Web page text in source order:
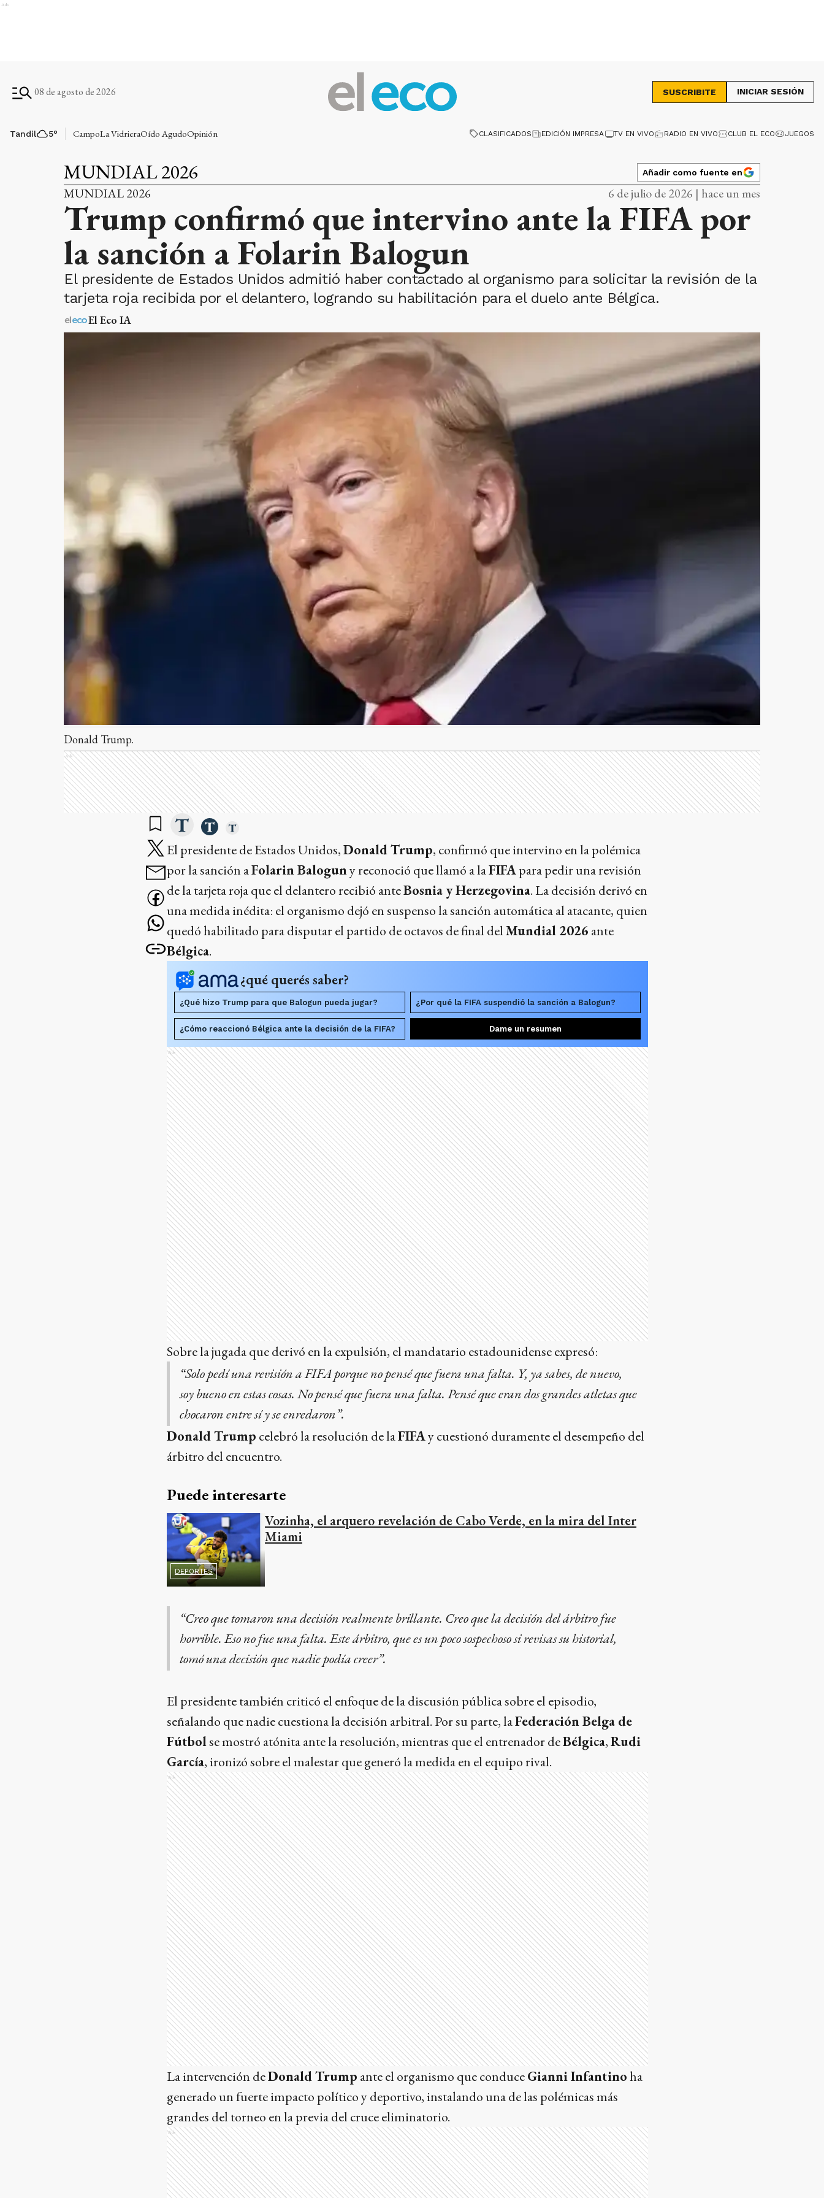
Ads
08 de agosto de 2026 SUSCRIBITE INICIAR SESIÓN
Tandil 5° CampoLa VidrieraOído AgudoOpinión CLASIFICADOS EDICIÓN IMPRESA TV EN VIVO RADIO EN VIVO CLUB EL ECO JUEGOS
MUNDIAL 2026 Añadir como fuente en
MUNDIAL 2026 6 de julio de 2026 | hace un mes
Trump confirmó que intervino ante la FIFA por
la sanción a Folarin Balogun
El presidente de Estados Unidos admitió haber contactado al organismo para solicitar la revisión de la
tarjeta roja recibida por el delantero, logrando su habilitación para el duelo ante Bélgica.
El Eco IA
Donald Trump.
Ads
El presidente de Estados Unidos,Donald Trump, confirmó que intervino en la polémica
por la sanción aFolarin Baloguny reconoció que llamó a laFIFApara pedir una revisión
de la tarjeta roja que el delantero recibió anteBosnia y Herzegovina. La decisión derivó en
una medida inédita: el organismo dejó en suspenso la sanción automática al atacante, quien
quedó habilitado para disputar el partido de octavos de final delMundial 2026 ante
Bélgica.
¿qué querés saber?
¿Qué hizo Trump para que Balogun pueda jugar? ¿Por qué la FIFA suspendió la sanción a Balogun?
¿Cómo reaccionó Bélgica ante la decisión de la FIFA? Dame un resumen
Ads
Sobre la jugada que derivó en la expulsión, el mandatario estadounidense expresó:
“Solo pedí una revisión a FIFA porque no pensé que fuera una falta. Y, ya sabes, de nuevo,
soy bueno en estas cosas. No pensé que fuera una falta. Pensé que eran dos grandes atletas que
chocaron entre sí y se enredaron”.
Donald Trump celebró la resolución de laFIFAy cuestionó duramente el desempeño del
árbitro del encuentro.
Puede interesarte
DEPORTES
Vozinha, el arquero revelación de Cabo Verde, en la mira del Inter
Miami
“Creo que tomaron una decisión realmente brillante. Creo que la decisión del árbitro fue
horrible. Eso no fue una falta. Este árbitro, que es un poco sospechoso si revisas su historial,
tomó una decisión que nadie podía creer”.
El presidente también criticó el enfoque de la discusión pública sobre el episodio,
señalando que nadie cuestiona la decisión arbitral. Por su parte, laFederación Belga de
Fútbolse mostró atónita ante la resolución, mientras que el entrenador deBélgica,Rudi
García, ironizó sobre el malestar que generó la medida en el equipo rival.
Ads
La intervención deDonald Trump ante el organismo que conduceGianni Infantinoha
generado un fuerte impacto político y deportivo, instalando una de las polémicas más
grandes del torneo en la previa del cruce eliminatorio.
Ads